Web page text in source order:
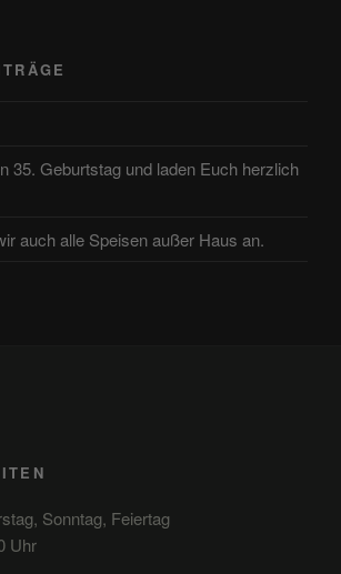
35. Geburtstag und laden Euch herzlich
auch alle Speisen außer Haus an.
Sonntag, Feiertag
Uhr